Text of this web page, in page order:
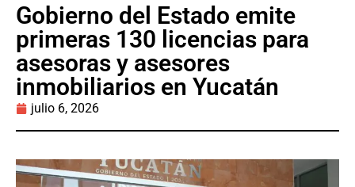
Gobierno del Estado emite
primeras 130 licencias para
asesoras y asesores
inmobiliarios en Yucatán
julio 6, 2026